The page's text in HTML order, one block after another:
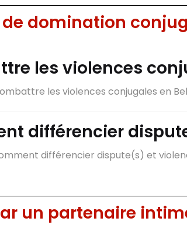
de domination
les violences
les violences conjugales en
différencier
différencier dispute(s) et
un partenaire